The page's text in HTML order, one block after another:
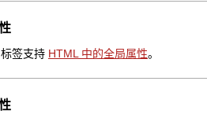
签支持 HTML 中的全局属性。